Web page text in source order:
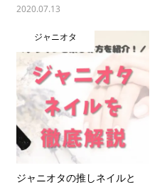
2020.07.13
ジャニオタ
ジャニオタの推しネイルと